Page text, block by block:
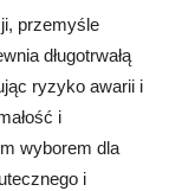
przemyśle
długotrwałą
ryzyko awarii i
i
wyborem dla
i